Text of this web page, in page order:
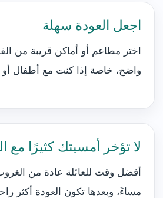
اجعل العودة سهلة
اختر مطاعم أو أماكن قريبة من
واضح، خاصة إذا كنت مع أطفال
لا تؤخر أمسيتك كثيرًا مع
مساءً، وبعدها تكون العودة أكثر